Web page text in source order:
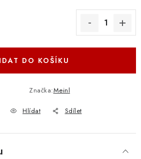
OSOBNÍCH ÚDAJŮ
BLOG
ODSTOUPENÍ OD SMLOUVY
DO KOŠÍKU
Značka:Meinl
Hlídat Sdílet